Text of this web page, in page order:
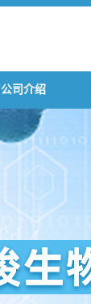
公司介绍